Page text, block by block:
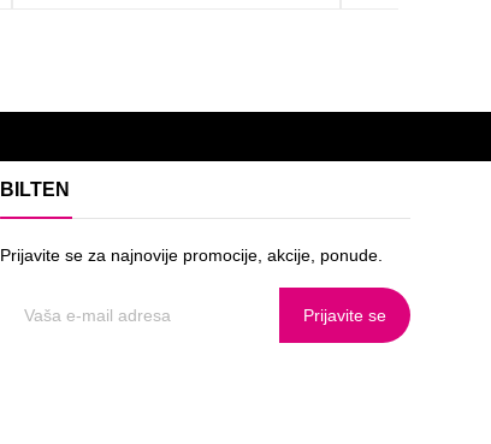
BILTEN
Prijavite se za najnovije promocije, akcije, ponude.
Prijavite se